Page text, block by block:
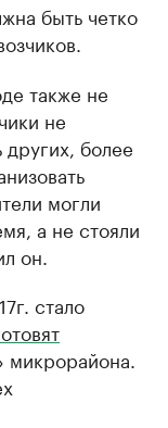
быть четко
также не
не
более
могли
а не стояли
он.
стало
микрорайона.